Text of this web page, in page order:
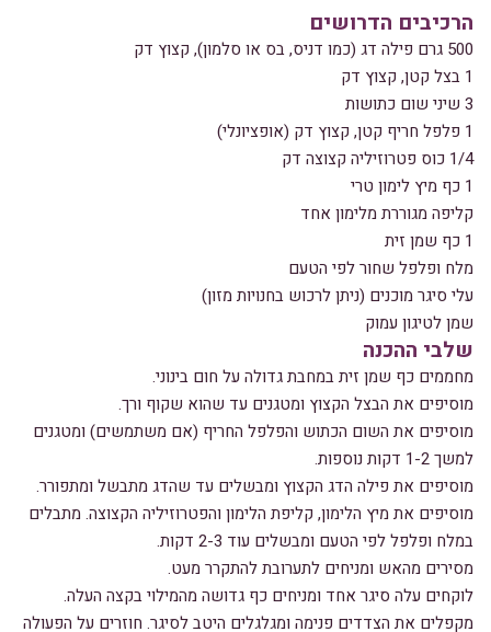
הרכיבים הדרושים
500 גרם פילה דג (כמו דניס, בס או סלמון), קצוץ דק
1 בצל קטן, קצוץ דק
3 שיני שום כתושות
1 פלפל חריף קטן, קצוץ דק (אופציונלי)
1/4 כוס פטרוזיליה קצוצה דק
1 כף מיץ לימון טרי
קליפה מגוררת מלימון אחד
1 כף שמן זית
מלח ופלפל שחור לפי הטעם
עלי סיגר מוכנים (ניתן לרכוש בחנויות מזון)
שמן לטיגון עמוק
שלבי ההכנה
מחממים כף שמן זית במחבת גדולה על חום בינוני.
מוסיפים את הבצל הקצוץ ומטגנים עד שהוא שקוף ורך.
מוסיפים את השום הכתוש והפלפל החריף (אם משתמשים) ומטגנים
למשך 1-2 דקות נוספות.
מוסיפים את פילה הדג הקצוץ ומבשלים עד שהדג מתבשל ומתפורר.
מוסיפים את מיץ הלימון, קליפת הלימון והפטרוזיליה הקצוצה. מתבלים
במלח ופלפל לפי הטעם ומבשלים עוד 2-3 דקות.
מסירים מהאש ומניחים לתערובת להתקרר מעט.
לוקחים עלה סיגר אחד ומניחים כף גדושה מהמילוי בקצה העלה.
מקפלים את הצדדים פנימה ומגלגלים היטב לסיגר. חוזרים על הפעולה